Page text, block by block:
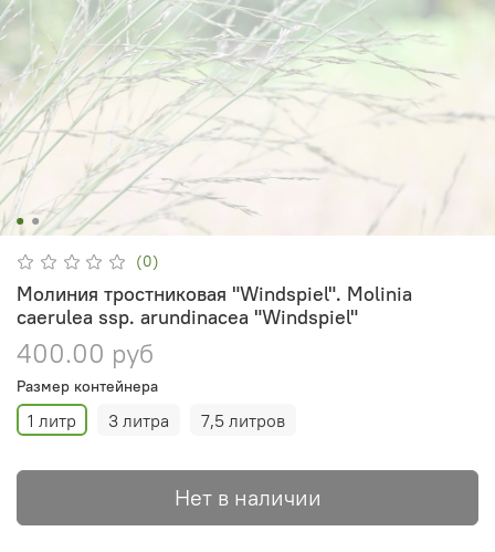
(0)
Молиния тростниковая "Windspiel". Molinia
caerulea ssp. arundinacea "Windspiel"
400.00 руб
Размер контейнера
1 литр 3 литра 7,5 литров
Нет в наличии